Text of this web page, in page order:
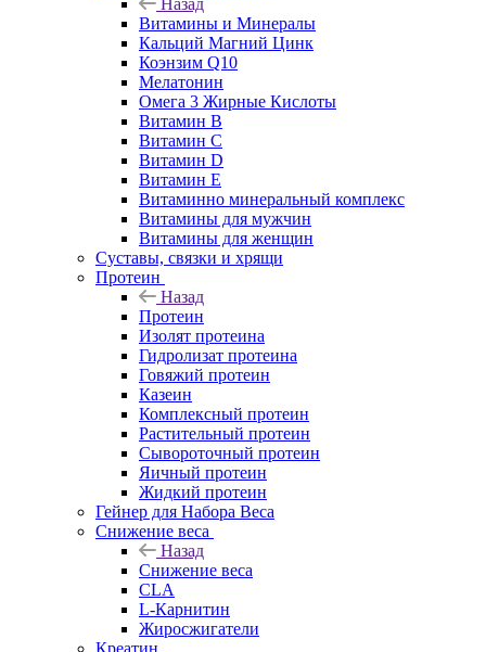
Назад
Витамины и Минералы
Кальций Магний Цинк
Коэнзим Q10
Мелатонин
Омега 3 Жирные Кислоты
Витамин B
Витамин C
Витамин D
Витамин E
Витаминно минеральный комплекс
Витамины для мужчин
Витамины для женщин
Суставы, связки и хрящи
Протеин
Назад
Протеин
Изолят протеина
Гидролизат протеина
Говяжий протеин
Казеин
Комплексный протеин
Растительный протеин
Сывороточный протеин
Яичный протеин
Жидкий протеин
Гейнер для Набора Веса
Снижение веса
Назад
Снижение веса
CLA
L-Карнитин
Жиросжигатели
Креатин